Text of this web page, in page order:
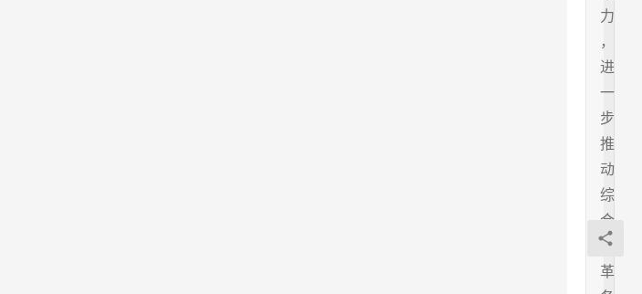
力
，
进
一
步
推
动
综
合
改
革